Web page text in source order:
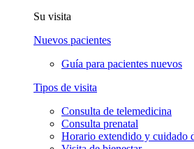
Su visita
Nuevos pacientes
Guía para pacientes nuevos
Tipos de visita
Consulta de telemedicina
Consulta prenatal
Horario extendido y cuidado